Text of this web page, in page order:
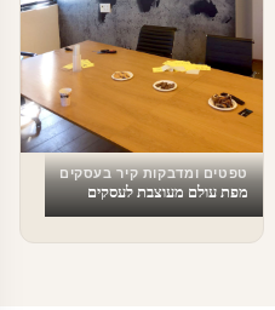
טפטים ומדבקות קיר בעסקים
מפת עולם מעוצבת לעסקים